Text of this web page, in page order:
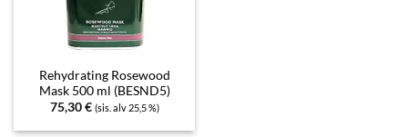
Rehydrating Rosewood
Mask 500 ml (BESND5)
75,30€ (sis. alv 25,5 %)